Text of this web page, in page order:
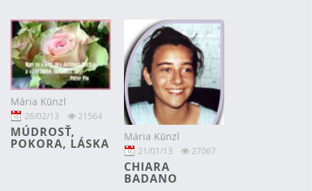
Mária Künzl
26/02/13 21564
MÚDROSŤ,
POKORA, LÁSKA Mária Künzl
21/01/13 27067
CHIARA
BADANO